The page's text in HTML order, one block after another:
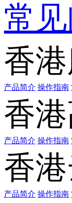
常
香
产品简介 操作指南
香
产品简介 操作指南
香
产品简介 操作指南